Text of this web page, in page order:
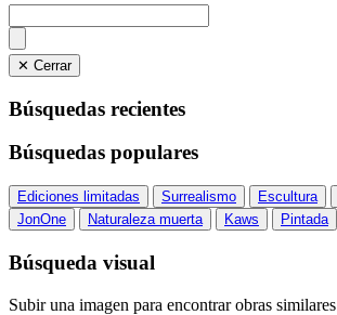
✕ Cerrar
Búsquedas recientes
Búsquedas populares
Ediciones limitadas Surrealismo Escultura
JonOne
Naturaleza muerta Kaws Pintada
Búsqueda visual
Subir una imagen para encontrar obras similares